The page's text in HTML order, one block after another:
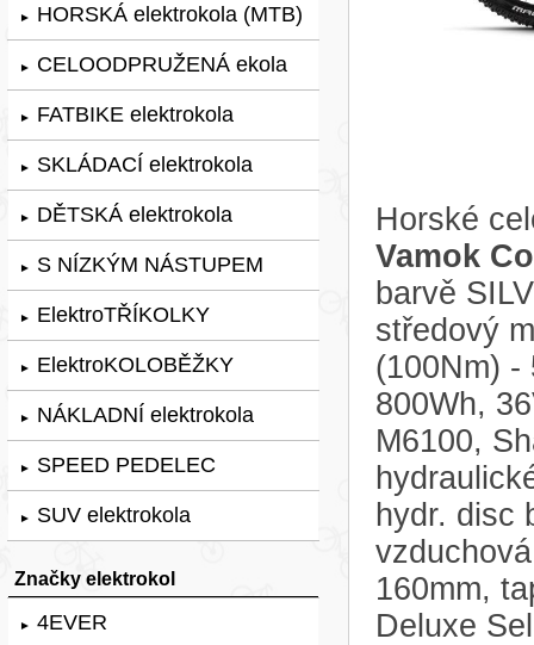
► HORSKÁ elektrokola (MTB)
► CELOODPRUŽENÁ ekola
► FATBIKE elektrokola
► SKLÁDACÍ elektrokola
► DĚTSKÁ elektrokola
► S NÍZKÝM NÁSTUPEM
► ElektroTŘÍKOLKY
► ElektroKOLOBĚŽKY
► NÁKLADNÍ elektrokola
► SPEED PEDELEC
► SUV elektrokola
Značky elektrokol
► 4EVER
Horské
Vamok
barvě
středový
(100Nm) -
800Wh,
M6100,
hydr. disc
160mm,
Deluxe